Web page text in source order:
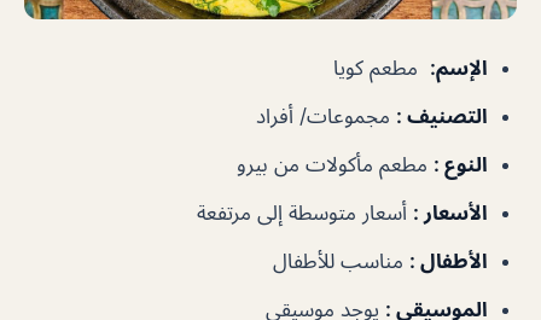
الإسم: مطعم كويا
التصنيف : مجموعات/ أفراد
النوع : مطعم مأكولات من بيرو
الأسعار : أسعار متوسطة إلى مرتفعة
الأطفال : مناسب للأطفال
الموسيقى : يوجد موسيقى